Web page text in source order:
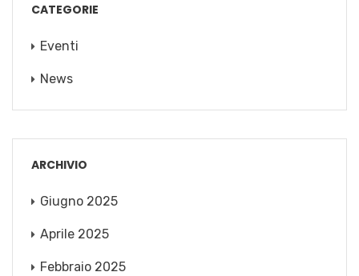
CATEGORIE
Eventi
News
ARCHIVIO
Giugno 2025
Aprile 2025
Febbraio 2025